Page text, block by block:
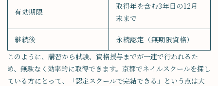
有効期限
取得年を含む3年目の12月
末まで
継続後
永続認定（無期限資格）
このように、講習から試験、資格授与までが一連で行われるた
め、無駄なく効率的に取得できます。京都でネイルスクールを探し
ている方にとって、「認定スクールで完結できる」という点は大